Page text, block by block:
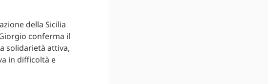
della Sicilia
conferma il
solidarietà attiva,
in difficoltà e